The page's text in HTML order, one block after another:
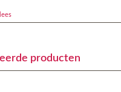
producten